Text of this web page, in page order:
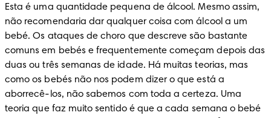
Esta é uma quantidade pequena de álcool. Mesmo assim,
não recomendaria dar qualquer coisa com álcool a um
bebé. Os ataques de choro que descreve são bastante
comuns em bebés e frequentemente começam depois das
duas ou três semanas de idade. Há muitas teorias, mas
como os bebés não nos podem dizer o que está a
aborrecê-los, não sabemos com toda a certeza. Uma
teoria que faz muito sentido é que a cada semana o bebé